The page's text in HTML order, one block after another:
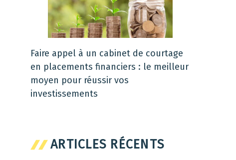
Faire appel à un cabinet de courtage
en placements financiers : le meilleur
moyen pour réussir vos
investissements
ARTICLES RÉCENTS